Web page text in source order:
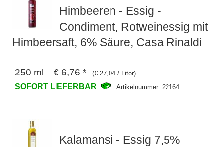
Himbeeren - Essig -
Condiment, Rotweinessig mit
Himbeersaft, 6% Säure, Casa Rinaldi
250 ml € 6,76 * (€ 27,04 / Liter)
SOFORT LIEFERBAR Artikelnummer: 22164
Kalamansi - Essig 7,5%